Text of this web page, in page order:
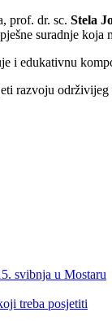
prof. dr. sc. Stela
suradnje
i edukativnu
razvoju
svibnja u Mostaru
treba posjetiti